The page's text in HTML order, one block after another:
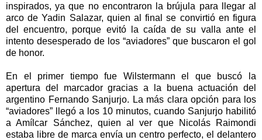
inspirados, ya que no encontraron la brújula para llegar al
arco de Yadin Salazar, quien al final se convirtió en figura
del encuentro, porque evitó la caída de su valla ante el
intento desesperado de los “aviadores” que buscaron el gol
de honor.
En el primer tiempo fue Wilstermann el que buscó la
apertura del marcador gracias a la buena actuación del
argentino Fernando Sanjurjo. La más clara opción para los
“aviadores” llegó a los 10 minutos, cuando Sanjurjo habilitó
a Amílcar Sánchez, quien al ver que Nicolás Raimondi
estaba libre de marca envía un centro perfecto, el delantero